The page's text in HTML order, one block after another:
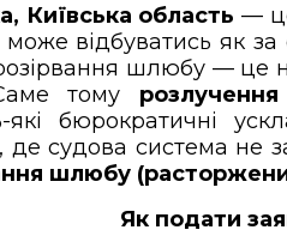
Київська область —
відбуватись як
шлюбу — це
тому
бюрократичні
де судова система
шлюбу
Як подати